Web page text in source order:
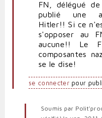
FN, délégué
publié une
Hitler!! Si ce
s'opposer au
aucune!! Le
composantes
se le dise!
se connecterpour
Soumis par